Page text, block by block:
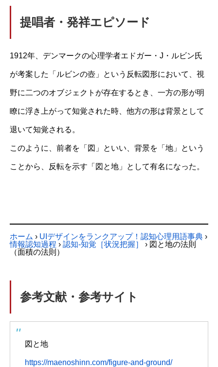
提唱者・発祥エピソード
1912年、デンマークの心理学者エドガー・J・ルビン氏
が考案した「ルビンの壺」という反転図形において、視
野に二つのオブジェクトが存在するとき、一方の形が明
瞭に浮き上がって知覚された時、他方の形は背景として
退いて知覚される。
このように、前者を「図」といい、背景を「地」という
ことから、反転を示す「図と地」として有名になった。
ホーム › UIデザインをランクアップ！認知心理用語事典 ›
情報認知過程 › 認知-知覚［状況把握］ › 図と地の法則
（面積の法則）
参考文献・参考サイト
図と地
https://maenoshinn.com/figure-and-ground/